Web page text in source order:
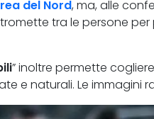
del Nord, ma, alle
tra le persone
” inoltre permette
e naturali. Le immagini